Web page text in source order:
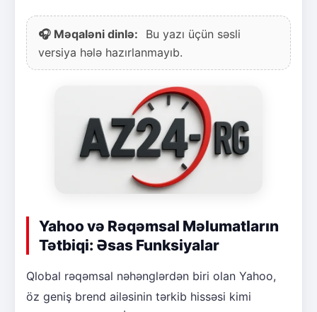
🎧 Məqaləni dinlə:
Bu yazı üçün səsli
versiya hələ hazırlanmayıb.
Yahoo və Rəqəmsal Məlumatların
Tətbiqi: Əsas Funksiyalar
Qlobal rəqəmsal nəhənglərdən biri olan Yahoo,
öz geniş brend ailəsinin tərkib hissəsi kimi